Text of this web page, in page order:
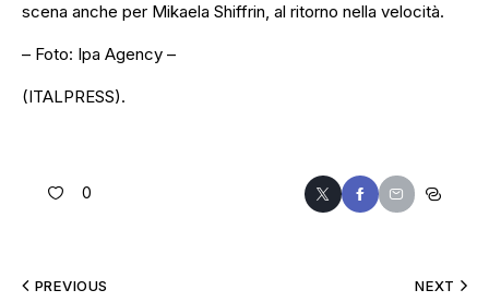
scena anche per Mikaela Shiffrin, al ritorno nella velocità.
– Foto: Ipa Agency –
(ITALPRESS).
0
PREVIOUS NEXT